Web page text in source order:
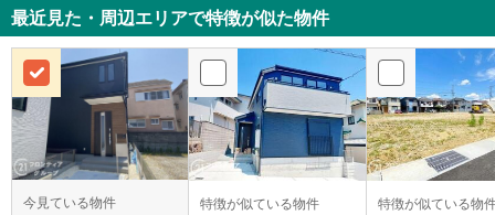
最近見た・周辺エリアで特徴が似た物件
今見ている物件 特徴が似ている物件 特徴が似ている物